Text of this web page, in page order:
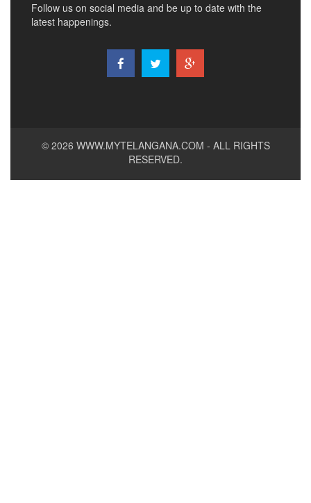
Follow us on social media and be up to date with the
latest happenings.
© 2026 WWW.MYTELANGANA.COM - ALL RIGHTS
RESERVED.